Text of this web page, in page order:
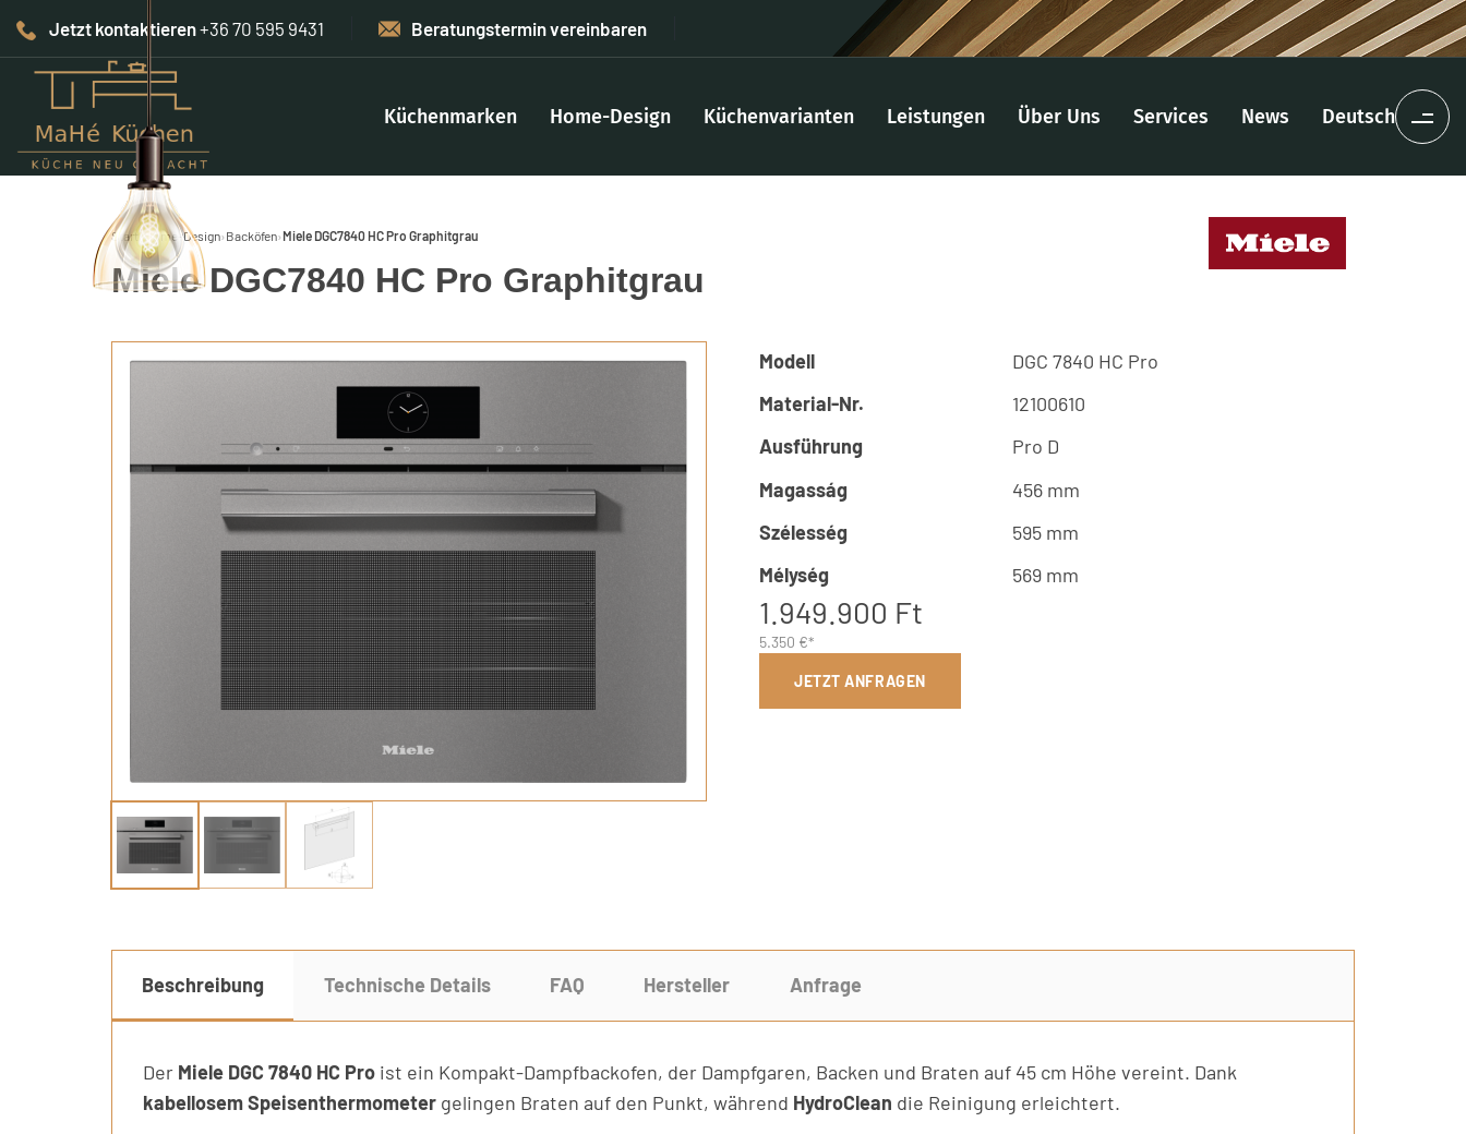
Jetzt kontaktieren+36 70 595 9431 Beratungstermin vereinbaren
Küchenmarken Home-Design Küchenvarianten Leistungen Über Uns Services News Deutsch
Start›Home-Design› Backöfen›Miele DGC7840 HC Pro Graphitgrau
Miele DGC7840 HC Pro Graphitgrau
Modell
DGC 7840 HC Pro
Material-Nr.
12100610
Ausführung
Pro D
Magasság
456 mm
Szélesség
595 mm
Mélység
569 mm
1.949.900 Ft
5.350 €*
JETZT ANFRAGEN
Beschreibung Technische Details FAQ Hersteller Anfrage
Der Miele DGC 7840 HC Pro ist ein Kompakt-Dampfbackofen, der Dampfgaren, Backen und Braten auf 45 cm Höhe vereint. Dank
kabellosem Speisenthermometer gelingen Braten auf den Punkt, während HydroClean die Reinigung erleichtert.